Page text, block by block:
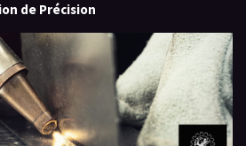
de Précision